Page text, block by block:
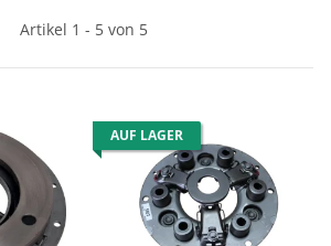
Artikel 1 - 5 von 5
AUF LAGER